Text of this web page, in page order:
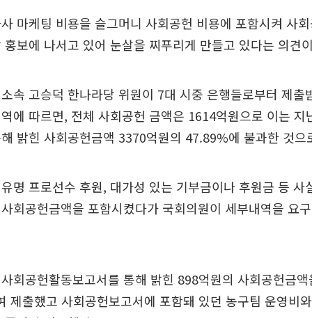
마케팅 비용을 슬그머니 사회공헌 비용에 포함시켜 사
보에 나서고 있어 눈살을 찌푸리게 만들고 있다는 의견
속 고승덕 한나라당 위원이 7대 시중 은행들로부터 제출
에 따르면, 전체 사회공헌 금액은 1614억원으로 이는 지
밝힌 사회공헌금액 3370억원의 47.89%에 불과한 것으
명 프로선수 후원, 대가성 있는 기부금이나 후원금 등 사
회공헌금액을 포함시켰다가 국회의원이 세부내역을 요
회공헌활동보고서를 통해 밝힌 898억원의 사회공헌금
제출했고 사회공헌보고서에 포함돼 있던 농구팀 운영비